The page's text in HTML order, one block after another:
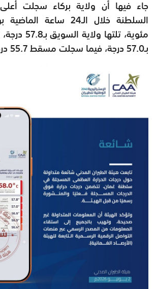
جاء فيها أن ولاية بركاء سجلت
مئوية،
بـ57.0 درجة، فيما سجلت مسقط 55.7 درجة مئوية.